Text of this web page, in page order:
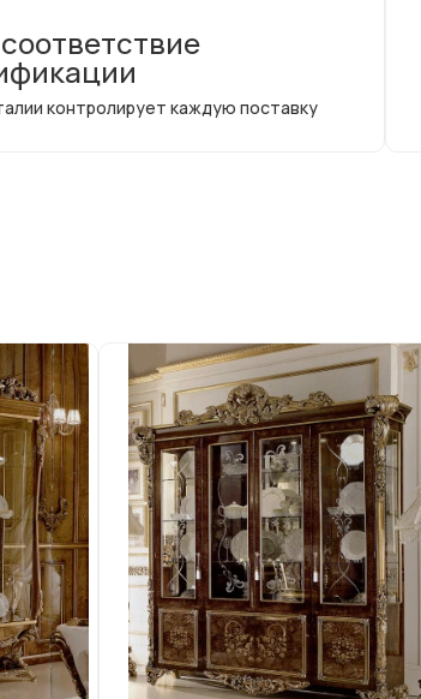
контролирует каждую поставку